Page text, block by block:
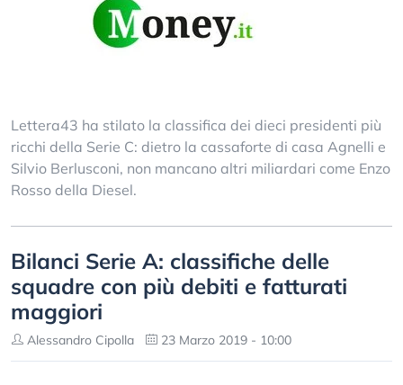
Lettera43 ha stilato la classifica dei dieci presidenti più
ricchi della Serie C: dietro la cassaforte di casa Agnelli e
Silvio Berlusconi, non mancano altri miliardari come Enzo
Rosso della Diesel.
Bilanci Serie A: classifiche delle
squadre con più debiti e fatturati
maggiori
Alessandro Cipolla 23 Marzo 2019 - 10:00